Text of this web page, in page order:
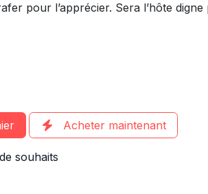
pour l’apprécier. Sera l’hôte
Acheter maintenant
souhaits